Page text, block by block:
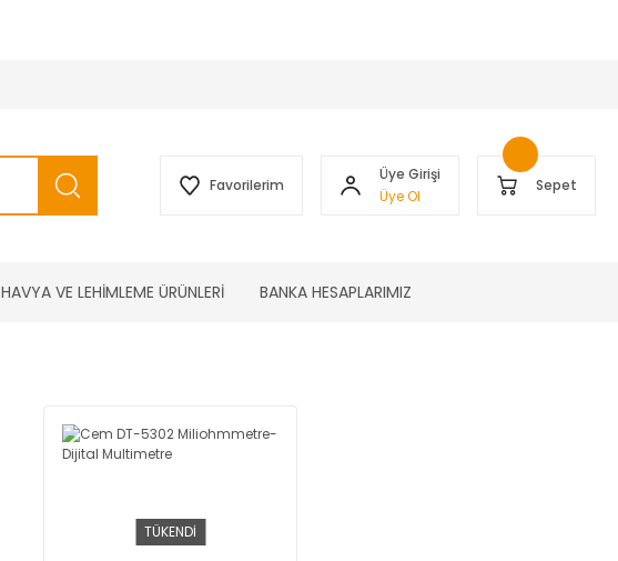
Favorilerim
Üye Girişi
Üye Ol
Sepet
HAVYA VE LEHİMLEME ÜRÜNLERİ BANKA HESAPLARIMIZ
TÜKENDİ